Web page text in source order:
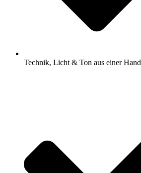
Technik, Licht & Ton aus einer Hand